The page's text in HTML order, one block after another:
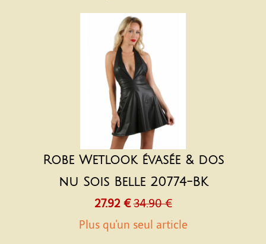
Robe Wetlook évasée & dos
nu Sois Belle 20774-BK
27.92 € 34.90 €
Plus qu'un seul article